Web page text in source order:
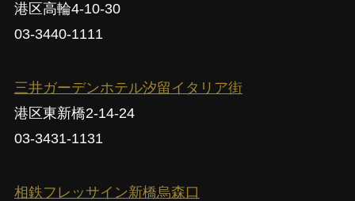
港区高輪4-10-30
03-3440-1111
三井ガーデンホテル汐留イタリア街
港区東新橋2-14-24
03-3431-1131
相鉄フレッサイン新橋烏森口